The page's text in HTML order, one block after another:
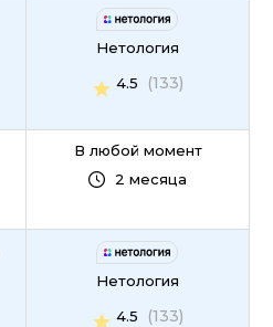
Нетология
4.5
(133)
В любой момент
2 месяца
Нетология
4.5
(133)